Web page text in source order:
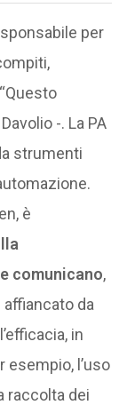
per
-. La PA
strumenti
è
comunicano,
affiancato da
in
esempio, l’uso
raccolta dei